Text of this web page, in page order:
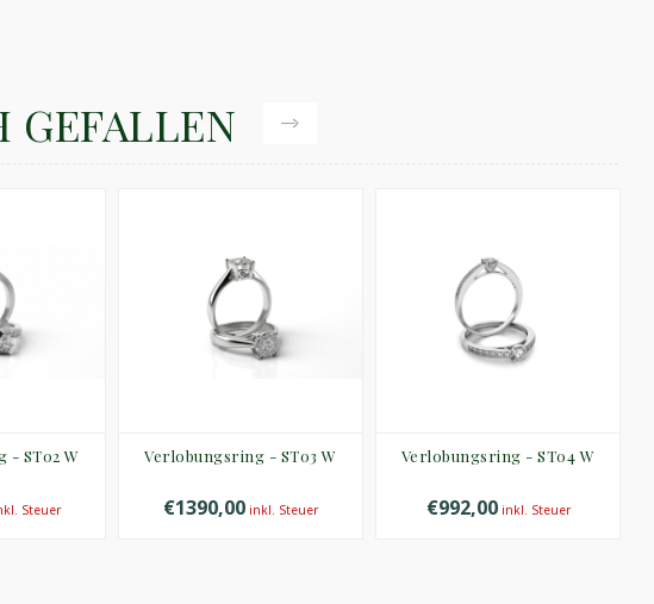
GEFALLEN
- ST02 W
Steuer
Verlobungsring - ST03 W
€1390,00 inkl. Steuer
Verlobungsring - ST04 W
€992,00inkl. Steuer